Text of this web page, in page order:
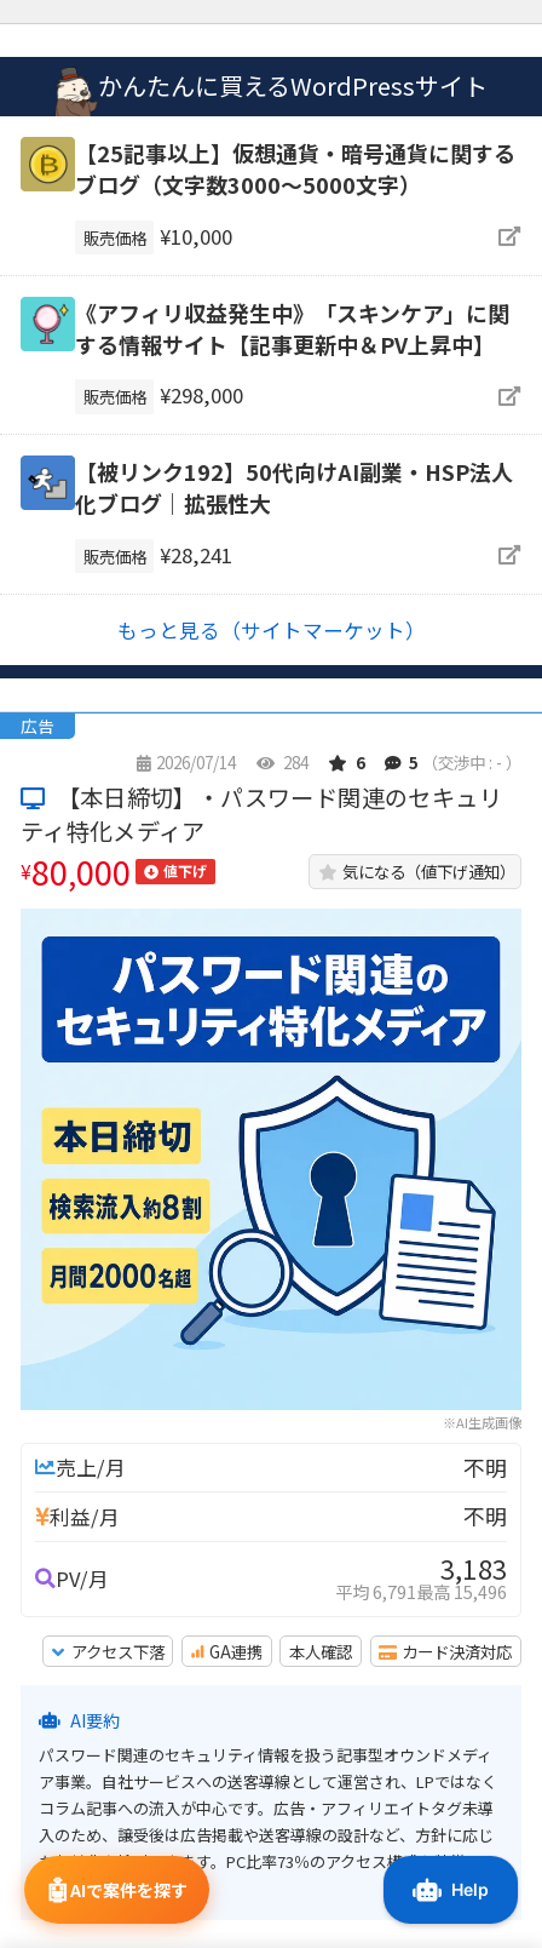
かんたんに買えるWordPressサイト
【25記事以上】仮想通貨・暗号通貨に関する
ブログ（文字数3000～5000文字）
販売価格 ¥10,000
《アフィリ収益発生中》「スキンケア」に関
する情報サイト【記事更新中＆PV上昇中】
販売価格 ¥298,000
【被リンク192】50代向けAI副業・HSP法人
化ブログ｜拡張性大
販売価格 ¥28,241
もっと見る（サイトマーケット）
広告
2026/07/14
284 6 5 （交渉中 : - ）
※AI生成画像
【本日締切】・パスワード関連のセキュリ
ティ特化メディア
¥80,000 値下げ 気になる（値下げ通知）
売上/月 不明
利益/月 不明
PV/月 3,183
平均 6,791最高 15,496
アクセス下落 GA連携 本人確認 カード決済対応
AI要約
パスワード関連のセキュリティ情報を扱う記事型オウンドメディ
ア事業。自社サービスへの送客導線として運営され、LPではなく
コラム記事への流入が中心です。広告・アフィリエイトタグ未導
入のため、譲受後は広告掲載や送客導線の設計など、方針に応じ
た収益化を検討できます。PC比率73％のアクセス構成も特徴で
す。
🤖AIで案件を探す